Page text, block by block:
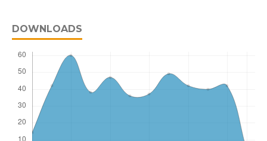
DOWNLOADS